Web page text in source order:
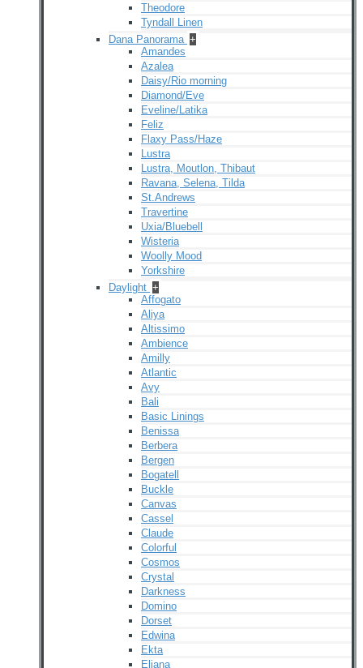
Theodore
Tyndall Linen
Dana Panorama +
Amandes
Azalea
Daisy/Rio morning
Diamond/Eve
Eveline/Latika
Feliz
Flaxy Pass/Haze
Lustra
Lustra, Moutlon, Thibaut
Ravana, Selena, Tilda
St.Andrews
Travertine
Uxia/Bluebell
Wisteria
Woolly Mood
Yorkshire
Daylight +
Affogato
Aliya
Altissimo
Ambience
Amilly
Atlantic
Avy
Bali
Basic Linings
Benissa
Berbera
Bergen
Bogatell
Buckle
Canvas
Cassel
Claude
Colorful
Cosmos
Crystal
Darkness
Domino
Dorset
Edwina
Ekta
Eliana